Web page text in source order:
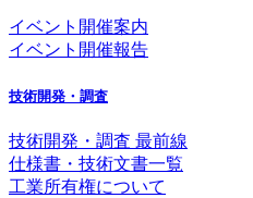
イベント開催案内
イベント開催報告
技術開発・調査
技術開発・調査 最前線
仕様書・技術文書一覧
工業所有権について